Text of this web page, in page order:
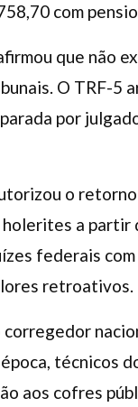
com
que não
O TRF-5
por
o
a partir
federais
retroativos.
corregedor
técnicos
aos cofres